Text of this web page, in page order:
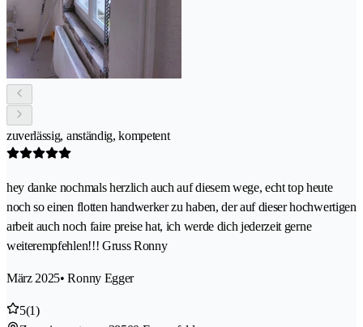
zuverlässig, anständig, kompetent
hey danke nochmals herzlich auch auf diesem wege, echt top heute
noch so einen flotten handwerker zu haben, der auf dieser hochwertigen
arbeit auch noch faire preise hat, ich werde dich jederzeit gerne
weiterempfehlen!!! Gruss Ronny
März 2025• Ronny Egger
5(1)